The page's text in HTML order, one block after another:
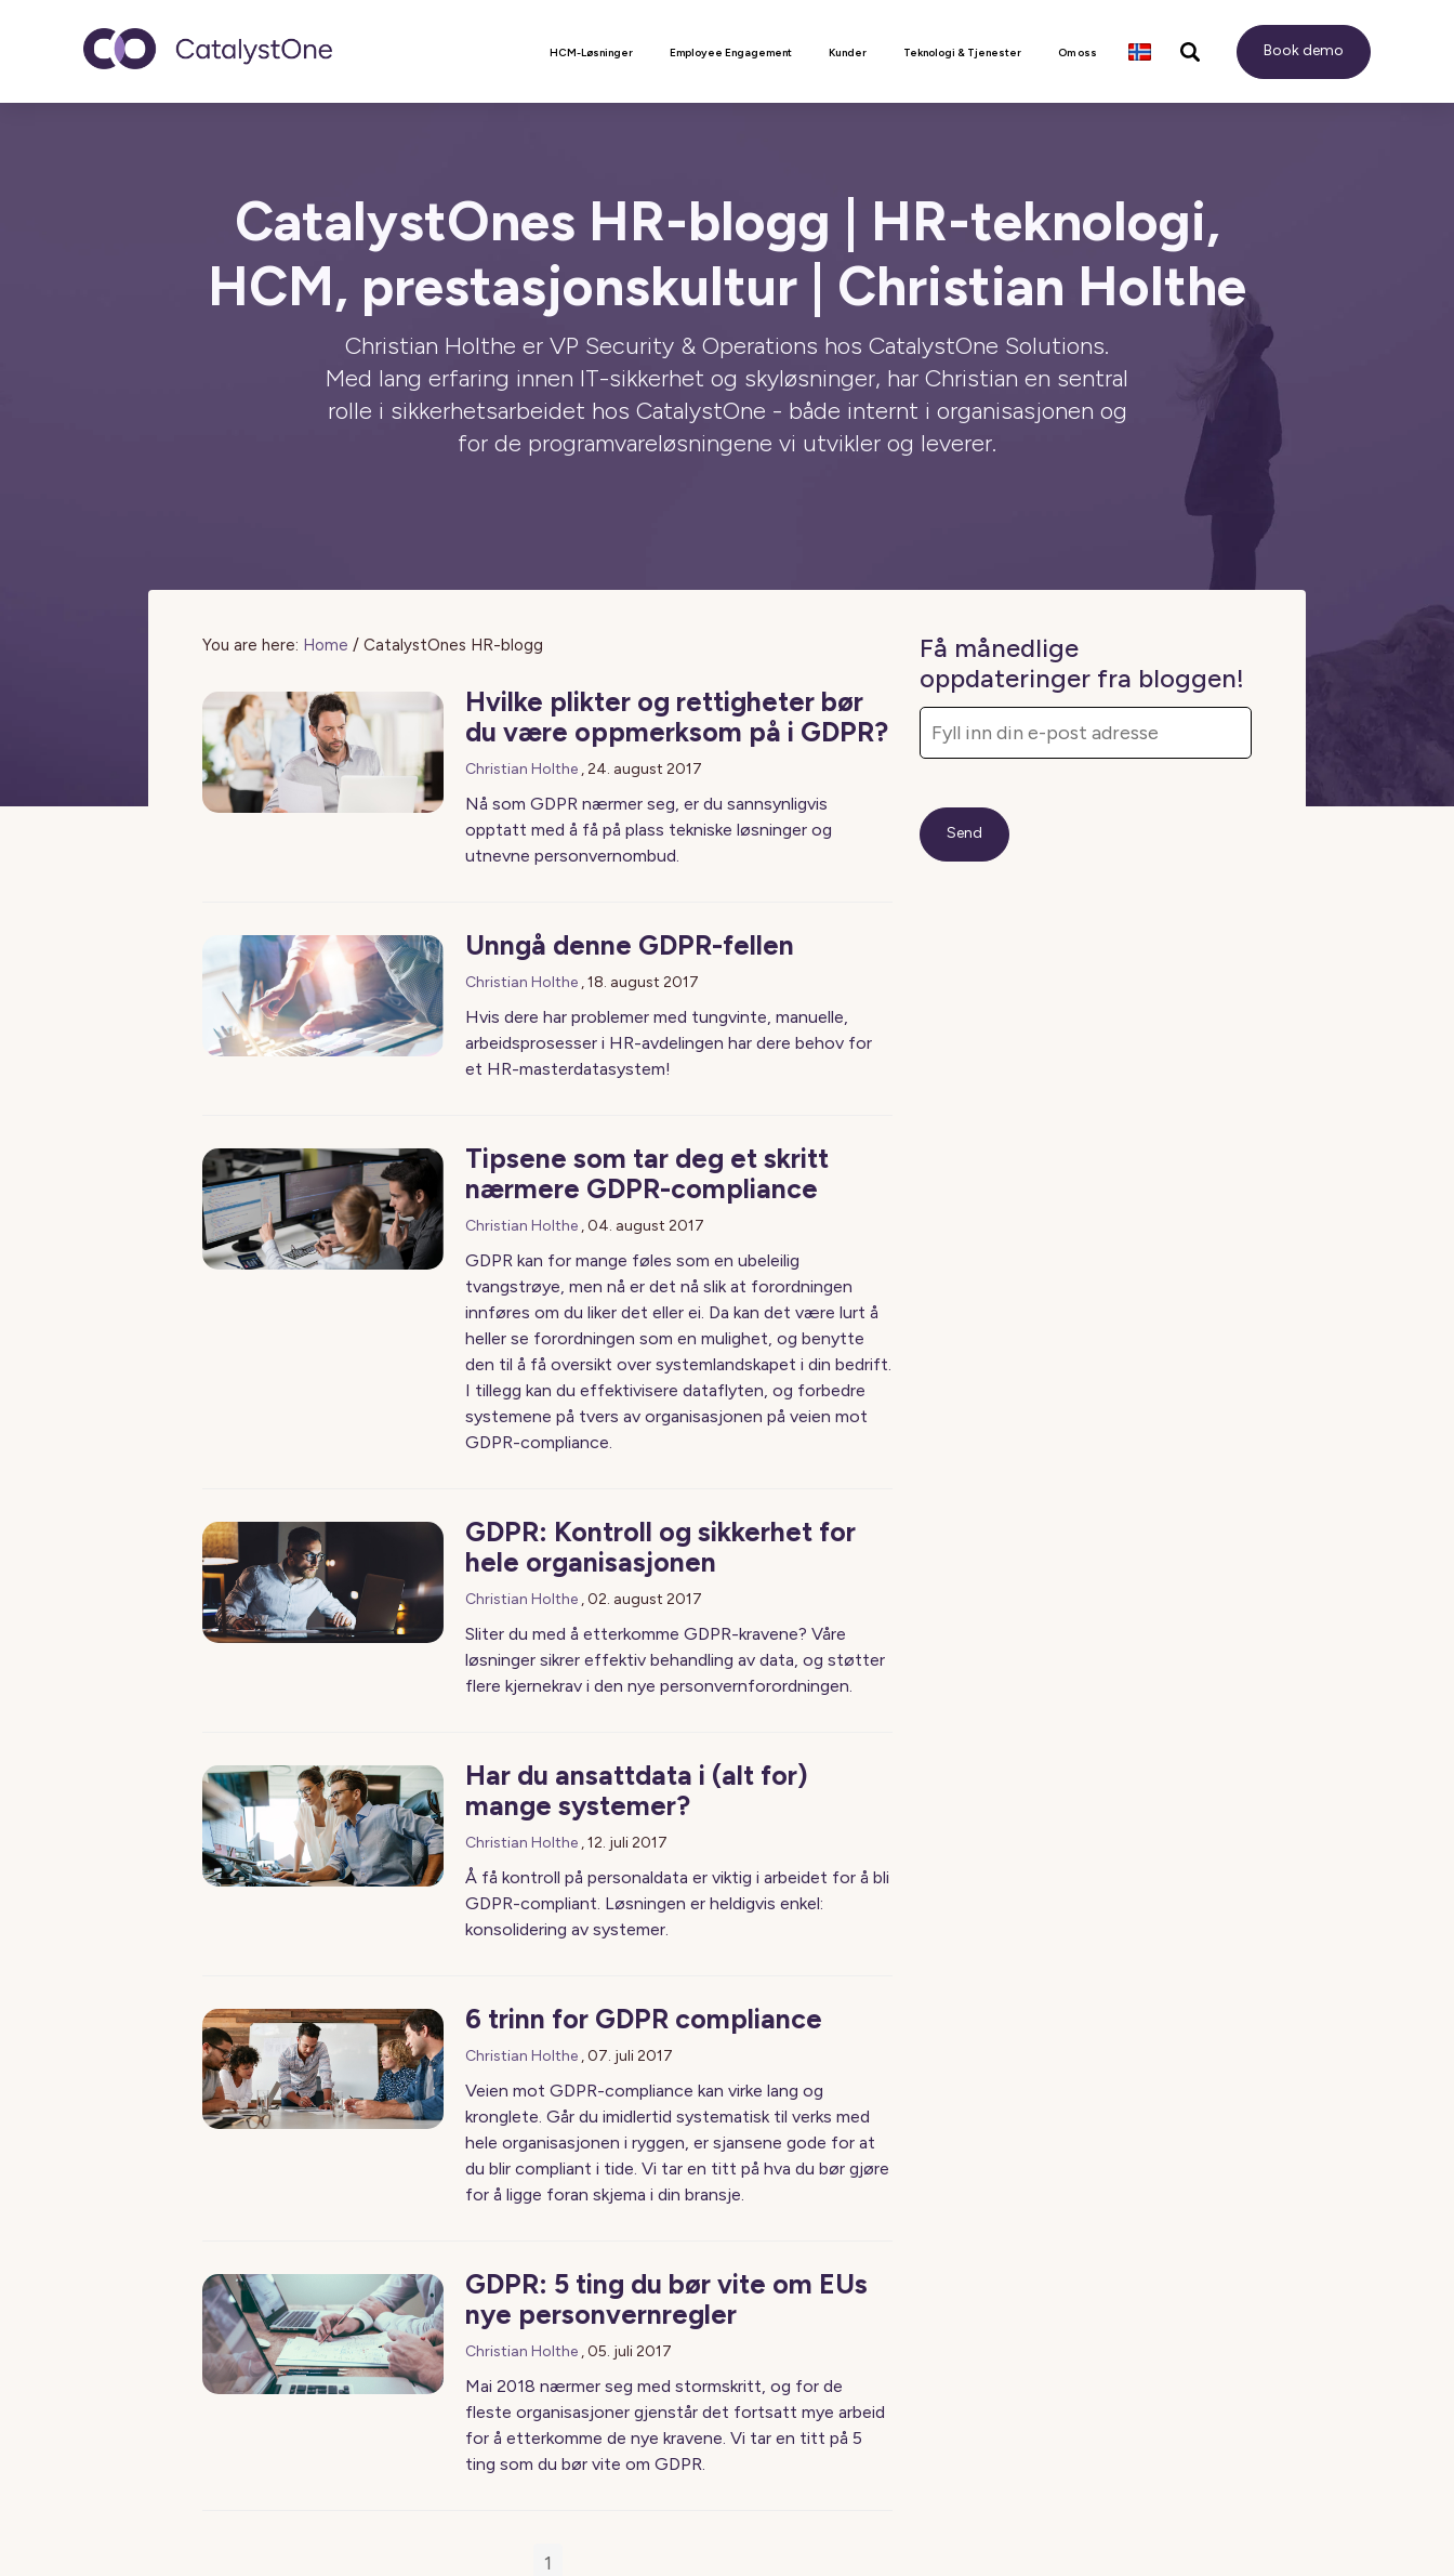
Toggle navigation HCM-Løsninger Employee Engagement Kunder Teknologi & Tjenester Om oss Book demo
CatalystOnes HR-blogg | HR-teknologi,
HCM, prestasjonskultur | Christian Holthe
Christian Holthe er VP Security & Operations hos CatalystOne Solutions.
Med lang erfaring innen IT-sikkerhet og skyløsninger, har Christian en sentral
rolle i sikkerhetsarbeidet hos CatalystOne - både internt i organisasjonen og
for de programvareløsningene vi utvikler og leverer.
You are here: Home / CatalystOnes HR-blogg
Hvilke plikter og rettigheter bør
du være oppmerksom på i GDPR?
Christian Holthe ,24. august 2017
Nå som GDPR nærmer seg, er du sannsynligvis
opptatt med å få på plass tekniske løsninger og
utnevne personvernombud.
Unngå denne GDPR-fellen
Christian Holthe ,18. august 2017
Hvis dere har problemer med tungvinte, manuelle,
arbeidsprosesser i HR-avdelingen har dere behov for
et HR-masterdatasystem!
Tipsene som tar deg et skritt
nærmere GDPR-compliance
Christian Holthe ,04. august 2017
GDPR kan for mange føles som en ubeleilig
tvangstrøye, men nå er det nå slik at forordningen
innføres om du liker det eller ei. Da kan det være lurt å
heller se forordningen som en mulighet, og benytte
den til å få oversikt over systemlandskapet i din bedrift.
I tillegg kan du effektivisere dataflyten, og forbedre
systemene på tvers av organisasjonen på veien mot
GDPR-compliance.
GDPR: Kontroll og sikkerhet for
hele organisasjonen
Christian Holthe ,02. august 2017
Sliter du med å etterkomme GDPR-kravene? Våre
løsninger sikrer effektiv behandling av data, og støtter
flere kjernekrav i den nye personvernforordningen.
Har du ansattdata i (alt for)
mange systemer?
Christian Holthe ,12. juli 2017
Å få kontroll på personaldata er viktig i arbeidet for å bli
GDPR-compliant. Løsningen er heldigvis enkel:
konsolidering av systemer.
6 trinn for GDPR compliance
Christian Holthe ,07. juli 2017
Veien mot GDPR-compliance kan virke lang og
kronglete. Går du imidlertid systematisk til verks med
hele organisasjonen i ryggen, er sjansene gode for at
du blir compliant i tide. Vi tar en titt på hva du bør gjøre
for å ligge foran skjema i din bransje.
GDPR: 5 ting du bør vite om EUs
nye personvernregler
Christian Holthe ,05. juli 2017
Mai 2018 nærmer seg med stormskritt, og for de
fleste organisasjoner gjenstår det fortsatt mye arbeid
for å etterkomme de nye kravene. Vi tar en titt på 5
ting som du bør vite om GDPR.
1
Få månedlige
oppdateringer fra bloggen!